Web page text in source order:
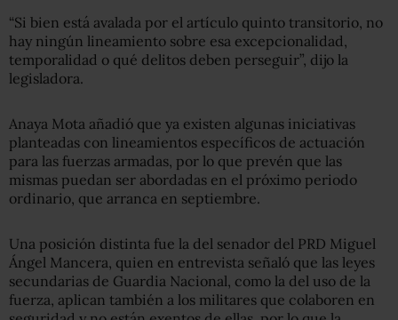
“Si bien está avalada por el artículo quinto transitorio, no
hay ningún lineamiento sobre esa excepcionalidad,
temporalidad o qué delitos deben perseguir”, dijo la
legisladora.
Anaya Mota añadió que ya existen algunas iniciativas
planteadas con lineamientos específicos de actuación
para las fuerzas armadas, por lo que prevén que las
mismas puedan ser abordadas en el próximo periodo
ordinario, que arranca en septiembre.
Una posición distinta fue la del senador del PRD Miguel
Ángel Mancera, quien en entrevista señaló que las leyes
secundarias de Guardia Nacional, como la del uso de la
fuerza, aplican también a los militares que colaboren en